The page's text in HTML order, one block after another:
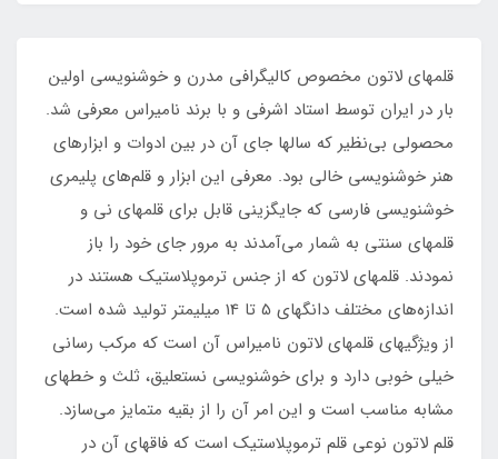
قلمهای لاتون مخصوص کالیگرافی مدرن و خوشنویسی اولین
بار در ایران توسط استاد اشرفی و با برند نامیراس معرفی شد.
محصولی بی‌نظیر که سالها جای آن در بین ادوات و ابزارهای
هنر خوشنویسی خالی بود. معرفی این ابزار و قلم‌های پلیمری
خوشنویسی فارسی که جایگزینی قابل برای قلمهای نی و
قلمهای سنتی به شمار می‌آمدند به مرور جای خود را باز
نمودند. قلمهای لاتون که از جنس ترموپلاستیک هستند در
اندازه‌های مختلف دانگهای 5 تا 14 میلیمتر تولید شده است.
از ویژگیهای قلمهای لاتون نامیراس آن است که مرکب رسانی
خیلی خوبی دارد و برای خوشنویسی نستعلیق، ثلث و خطهای
مشابه مناسب است و این امر آن را از بقیه متمایز می‌سازد.
قلم لاتون نوعی قلم ترموپلاستیک است که فاقهای آن در